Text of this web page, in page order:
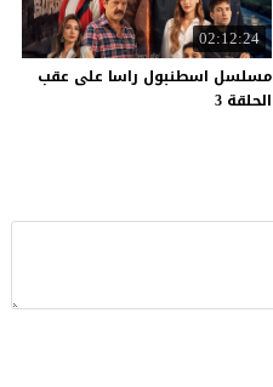
02:12:24
مسلسل اسطنبول راسا على عقب
الحلقة 3